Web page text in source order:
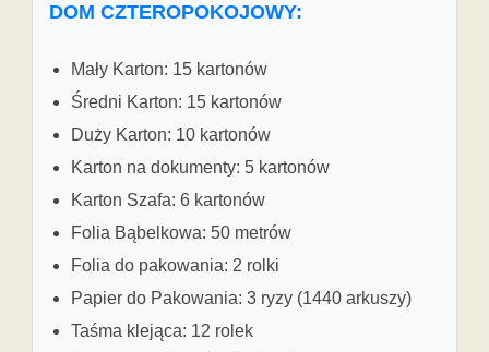
DOM CZTEROPOKOJOWY:
Mały Karton: 15 kartonów
Średni Karton: 15 kartonów
Duży Karton: 10 kartonów
Karton na dokumenty: 5 kartonów
Karton Szafa: 6 kartonów
Folia Bąbelkowa: 50 metrów
Folia do pakowania: 2 rolki
Papier do Pakowania: 3 ryzy (1440 arkuszy)
Taśma klejąca: 12 rolek